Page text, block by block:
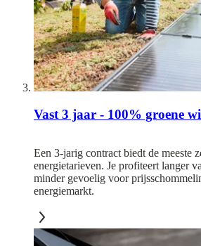
Vast 3 jaar - 100% groene
Een 3-jarig contract biedt de meeste
energietarieven. Je profiteert langer
minder gevoelig voor
energiemarkt.